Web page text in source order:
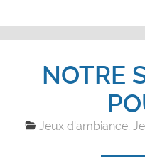
NOTRE
Jeux d'ambiance ,